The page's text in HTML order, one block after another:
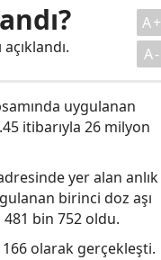
A+
A-
uygulanan
itibarıyla 26 milyon
yer alan anlık
birinci doz aşı
bin 752 oldu.
olarak gerçekleşti.